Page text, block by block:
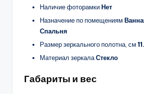
Наличие фоторамкиНет
Назначение по помещениям
Спальня
Размер зеркального полотна, см
Материал зеркалаСтекло
Габариты и вес